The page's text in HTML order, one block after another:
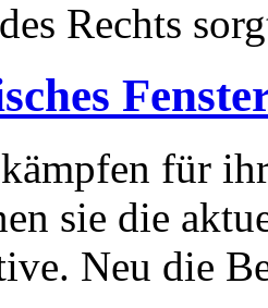
Rechts
für
sie die
Neu die